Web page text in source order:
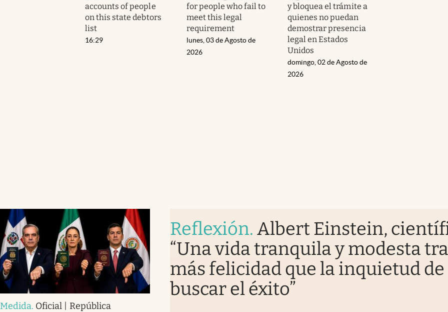
accounts of people
on this state debtors
list
16:29
for people who fail to
meet this legal
requirement
lunes, 03 de Agosto de
2026
y bloquea el trámite a
quienes no puedan
demostrar presencia
legal en Estados
Unidos
domingo, 02 de Agosto de
2026
Medida. Oficial | República
Reflexión. Albert Einstein,
“Una vida tranquila y modesta
más felicidad que la inquietud de
buscar el éxito”